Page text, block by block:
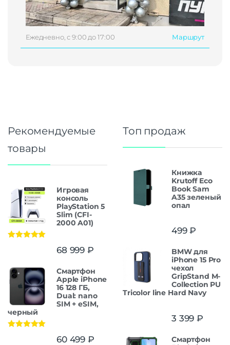
Ежедневно, с 9:00 до 17:00 Маршрут
Рекомендуемые
товары
Игровая
консоль
PlayStation 5
Slim (CFI-
2000 A01)
68 999 ₽
Смартфон
Apple iPhone
16 128 ГБ,
Dual: nano
SIM + eSIM,
черный
60 499 ₽
Топ продаж
Книжка
Krutoff Eco
Book Sam
A35 зеленый
опал
499₽
BMW для
iPhone 15 Pro
чехол
GripStand M-
Collection PU
Tricolor line Hard Navy
3 399 ₽
Смартфон